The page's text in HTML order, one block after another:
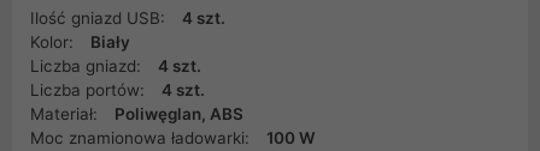
Ilość gniazd USB:
4 szt.
Kolor:
Biały
Liczba gniazd:
4 szt.
Liczba portów:
4 szt.
Materiał:
Poliwęglan, ABS
Moc znamionowa ładowarki:
100 W